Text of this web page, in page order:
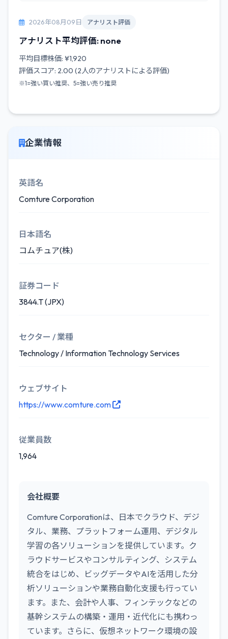
2026年08月09日 アナリスト評価
アナリスト平均評価: none
平均目標株価: ¥1,920
評価スコア: 2.00 (2人のアナリストによる評価)
※1=強い買い推奨、5=強い売り推奨
企業情報
英語名
Comture Corporation
日本語名
コムチュア(株)
証券コード
3844.T (JPX)
セクター / 業種
Technology / Information Technology Services
ウェブサイト
https://www.comture.com
従業員数
1,964
会社概要
Comture Corporationは、日本でクラウド、デジ
タル、業務、プラットフォーム運用、デジタル
学習の各ソリューションを提供しています。ク
ラウドサービスやコンサルティング、システム
統合をはじめ、ビッグデータやAIを活用した分
析ソリューションや業務自動化支援も行ってい
ます。また、会計や人事、フィンテックなどの
基幹システムの構築・運用・近代化にも携わっ
ています。さらに、仮想ネットワーク環境の設